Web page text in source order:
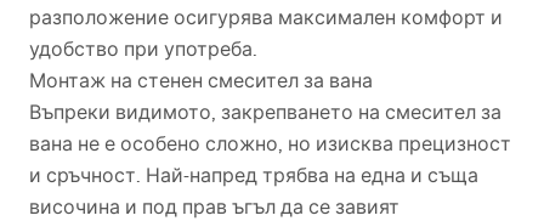
разположение осигурява максимален комфорт и
удобство при употреба.
Монтаж на стенен смесител за вана
Въпреки видимото, закрепването на смесител за
вана не е особено сложно, но изисква прецизност
и сръчност. Най-напред трябва на една и съща
височина и под прав ъгъл да се завият